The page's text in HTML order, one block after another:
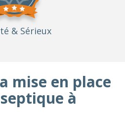
& Sérieux
mise en place
à